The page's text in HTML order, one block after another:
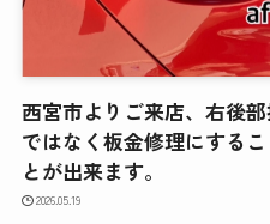
西宮市よりご来店、右後
ではなく板金修理にする
とが出来ます。
2026.05.19